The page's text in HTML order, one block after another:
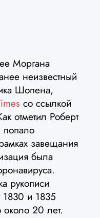
Моргана
неизвестный
Шопена,
со ссылкой
отметил Роберт
завещания
была
рукописи
и 1835
20 лет.